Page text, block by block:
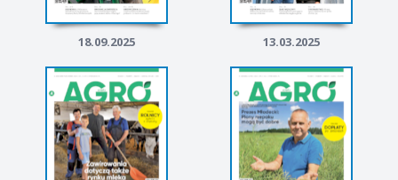
18.09.2025 13.03.2025